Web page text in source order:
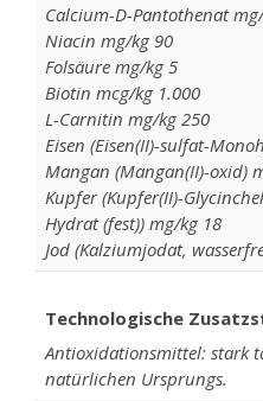
Calcium-D-Pantothenat
Niacin mg/kg 90
Folsäure mg/kg 5
Biotin mcg/kg 1.000
L-Carnitin mg/kg 250
Eisen (Eisen(II)-sulfat-
Mangan (Mangan(II)-oxid)
Kupfer (Kupfer(II)-
Hydrat (fest)) mg/kg 18
Jod (Kalziumjodat,
Technologische
Antioxidationsmittel: stark
natürlichen Ursprungs.